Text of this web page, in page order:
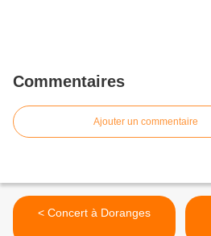
Commentaires
Ajouter un commentaire
< Concert à Doranges